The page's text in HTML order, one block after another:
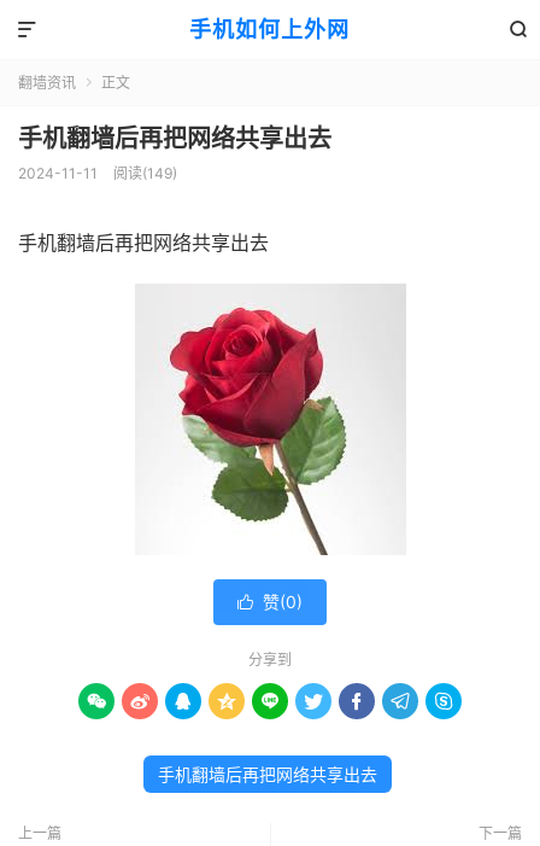
手机如何上外网 

翻墙资讯  正文
手机翻墙后再把网络共享出去
2024-11-11 阅读(149)
手机翻墙后再把网络共享出去
 赞(0)
分享到
        
手机翻墙后再把网络共享出去
上一篇 下一篇